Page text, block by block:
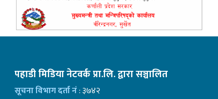
पहाडी मिडिया नेटवर्क प्रा.लि. द्वारा सञ्चालित
सूचना विभाग दर्ता नं: ३७४२